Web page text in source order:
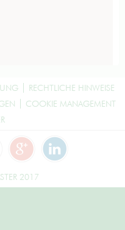
RECHTLICHE HINWEISE
COOKIE MANAGEMENT
2017